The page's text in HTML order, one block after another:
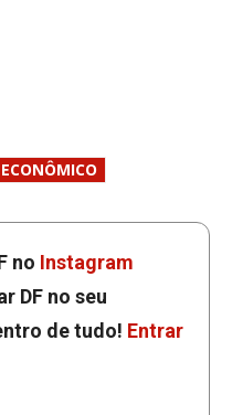
no Instagram
DF no seu
de tudo! Entrar